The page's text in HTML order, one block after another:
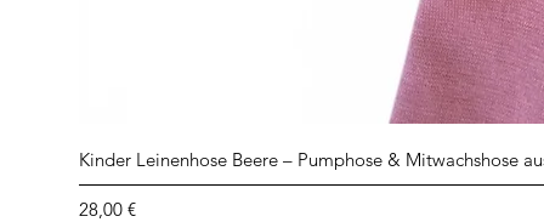
Kinder Leinenhose Beere – Pumphose & Mitwachshose
Preis
28,00 €